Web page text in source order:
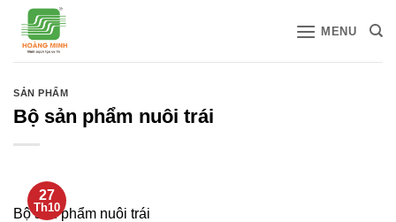
qua
MENU
SẢN PHẨM
Bộ sản phẩm nuôi trái
27
Th10
Bộ sản phẩm nuôi trái